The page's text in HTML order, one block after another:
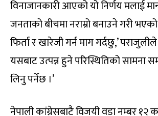
विनाजानकारी आएको यो निर्णय मलाई
जनताको बीचमा नराम्रो बनाउने गरी
फिर्ता र खारेजी गर्न माग गर्दछु,’
यसबाट उत्पन्न हुने परिस्थितिको सामना
लिनु पर्नेछ ।’
नेपाली कांग्रेसबाटै विजयी वडा नम्बर १२